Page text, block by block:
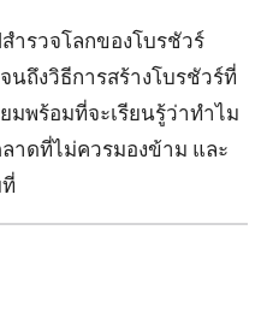
ำรวจโลกของโบรชัวร์
นถึงวิธีการสร้างโบรชัวร์ที่
มพร้อมที่จะเรียนรู้ว่าทำไม
าดที่ไม่ควรมองข้าม และ